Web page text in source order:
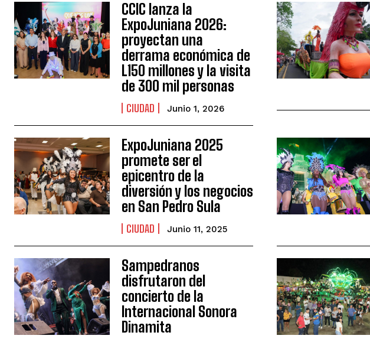
CCIC lanza la
ExpoJuniana 2026:
proyectan una
derrama económica de
L150 millones y la visita
de 300 mil personas
CIUDAD Junio 1, 2026
ExpoJuniana 2025
promete ser el
epicentro de la
diversión y los negocios
en San Pedro Sula
CIUDAD Junio 11, 2025
Sampedranos
disfrutaron del
concierto de la
Internacional Sonora
Dinamita